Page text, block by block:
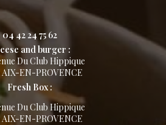
04 42 24 75 62
and burger :
Du Club Hippique
AIX-EN-PROVENCE
Fresh Box :
Du Club Hippique
AIX-EN-PROVENCE